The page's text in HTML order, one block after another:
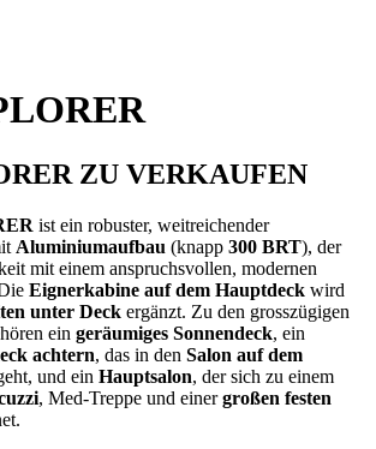
ZU VERKAUFEN
ist ein robuster, weitreichender
Aluminiumaufbau (knapp 300 BRT), der
mit einem anspruchsvollen, modernen
Eignerkabine auf dem Hauptdeck wird
unter Deck ergänzt. Zu den grosszügigen
ein geräumiges Sonnendeck, ein
achtern, das in den Salon auf dem
und ein Hauptsalon, der sich zu einem
, Med-Treppe und einergroßen festen